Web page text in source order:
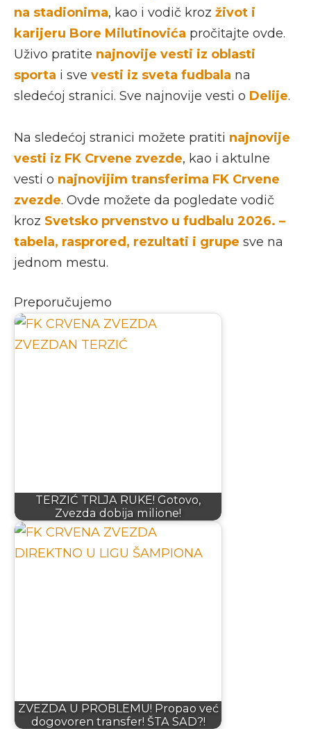
na stadionima, kao i vodič kroz život i
karijeru Bore Milutinovića pročitajte ovde.
Uživo pratite najnovije vesti iz oblasti
sporta i sve vesti iz sveta fudbala na
sledećoj stranici. Sve najnovije vesti o Delije.
Na sledećoj stranici možete pratiti najnovije
vesti iz FK Crvene zvezde, kao i aktulne
vesti o najnovijim transferima FK Crvene
zvezde. Ovde možete da pogledate vodič
kroz Svetsko prvenstvo u fudbalu 2026. –
tabela, rasprored, rezultati i grupe sve na
jednom mestu.
Preporučujemo
TERZIĆ TRLJA RUKE! Gotovo,
Zvezda dobija milione!
ZVEZDA U PROBLEMU! Propao već
dogovoren transfer! ŠTA SAD?!